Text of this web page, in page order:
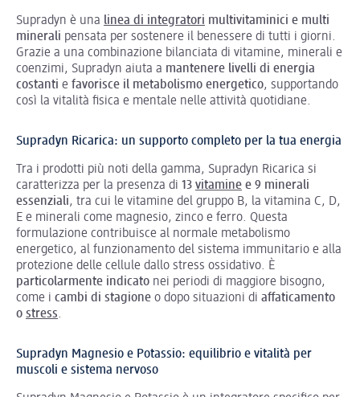
Supradyn è una linea di integratori multivitaminici e multi
minerali pensata per sostenere il benessere di tutti i giorni.
Grazie a una combinazione bilanciata di vitamine, minerali e
coenzimi, Supradyn aiuta a mantenere livelli di energia
costanti e favorisce il metabolismo energetico, supportando
così la vitalità fisica e mentale nelle attività quotidiane.
Supradyn Ricarica: un supporto completo per la tua energia
Tra i prodotti più noti della gamma, Supradyn Ricarica si
caratterizza per la presenza di 13 vitamine e 9 minerali
essenziali, tra cui le vitamine del gruppo B, la vitamina C, D,
E e minerali come magnesio, zinco e ferro. Questa
formulazione contribuisce al normale metabolismo
energetico, al funzionamento del sistema immunitario e alla
protezione delle cellule dallo stress ossidativo. È
particolarmente indicato nei periodi di maggiore bisogno,
come i cambi di stagione o dopo situazioni di affaticamento
o stress.
Supradyn Magnesio e Potassio: equilibrio e vitalità per
muscoli e sistema nervoso